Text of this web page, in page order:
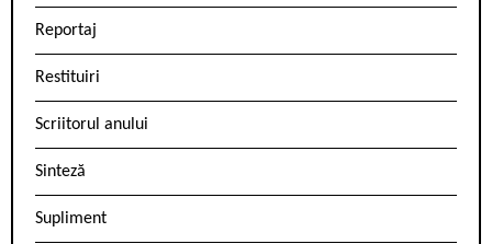
Reportaj
Restituiri
Scriitorul anului
Sinteză
Supliment